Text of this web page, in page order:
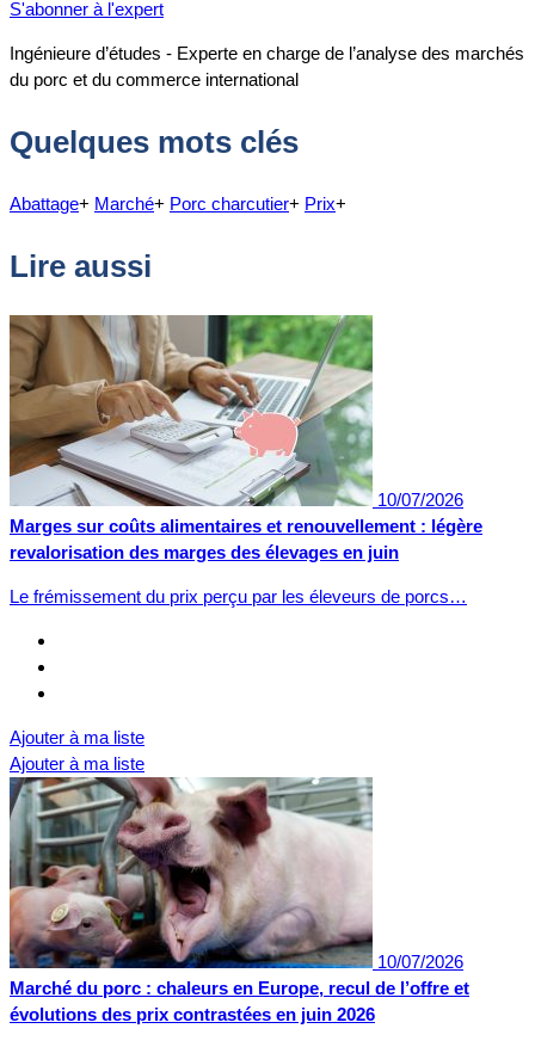
S'abonner à l'expert
Ingénieure d’études - Experte en charge de l’analyse des marchés
du porc et du commerce international
Quelques mots clés
Abattage+ Marché+ Porc charcutier+ Prix+
Lire aussi
10/07/2026
Marges sur coûts alimentaires et renouvellement : légère
revalorisation des marges des élevages en juin
Le frémissement du prix perçu par les éleveurs de porcs…
Ajouter à ma liste
Ajouter à ma liste
10/07/2026
Marché du porc : chaleurs en Europe, recul de l’offre et
évolutions des prix contrastées en juin 2026